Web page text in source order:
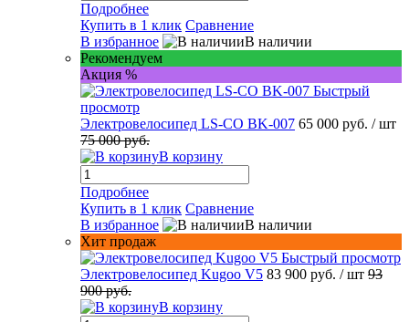
Подробнее
Купить в 1 клик Сравнение
В избранное
В наличии
Рекомендуем
Акция %
Быстрый
просмотр
Электровелосипед LS-CO BK-007 65 000 руб. / шт
75 000 руб.
В корзину
Подробнее
Купить в 1 клик Сравнение
В избранное
В наличии
Хит продаж
Быстрый просмотр
Электровелосипед Kugoo V5 83 900 руб. / шт 93
900 руб.
В корзину